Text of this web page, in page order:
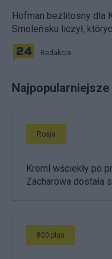
Hofman bezlitosny dla
Smoleńsku liczył,
Redakcja
Najpopularniejsze
Rosja
Kreml wściekły po
Zacharowa dostała
800 plus